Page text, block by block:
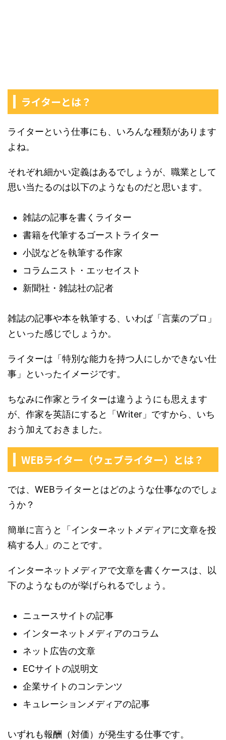
ライターとは？
ライターという仕事にも、いろんな種類があります
よね。
それぞれ細かい定義はあるでしょうが、職業として
思い当たるのは以下のようなものだと思います。
雑誌の記事を書くライター
書籍を代筆するゴーストライター
小説などを執筆する作家
コラムニスト・エッセイスト
新聞社・雑誌社の記者
雑誌の記事や本を執筆する、いわば「言葉のプロ」
といった感じでしょうか。
ライターは「特別な能力を持つ人にしかできない仕
事」といったイメージです。
ちなみに作家とライターは違うようにも思えます
が、作家を英語にすると「Writer」ですから、いち
おう加えておきました。
WEBライター（ウェブライター）とは？
では、WEBライターとはどのような仕事なのでしょ
うか？
簡単に言うと「インターネットメディアに文章を投
稿する人」のことです。
インターネットメディアで文章を書くケースは、以
下のようなものが挙げられるでしょう。
ニュースサイトの記事
インターネットメディアのコラム
ネット広告の文章
ECサイトの説明文
企業サイトのコンテンツ
キュレーションメディアの記事
いずれも報酬（対価）が発生する仕事です。